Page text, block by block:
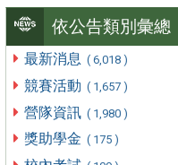
依公告類別彙總
最新消息 ( 6,018 )
競賽活動 ( 1,657 )
營隊資訊 ( 1,980 )
獎助學金 ( 175 )